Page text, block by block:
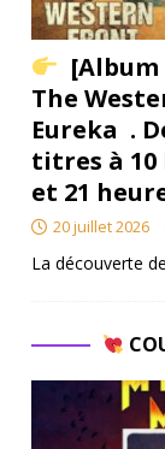
The
Eureka .
titres à 10
et 21
20 juillet 2026
La découverte